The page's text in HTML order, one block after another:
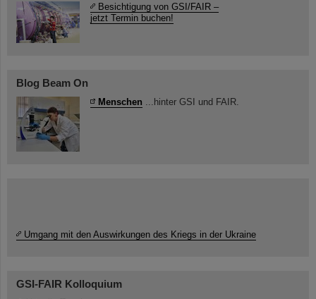
Besichtigung von GSI/FAIR –
jetzt Termin buchen!
Blog Beam On
Menschen ...hinter GSI und FAIR.
Umgang mit den Auswirkungen des Kriegs in der Ukraine
GSI-FAIR Kolloquium